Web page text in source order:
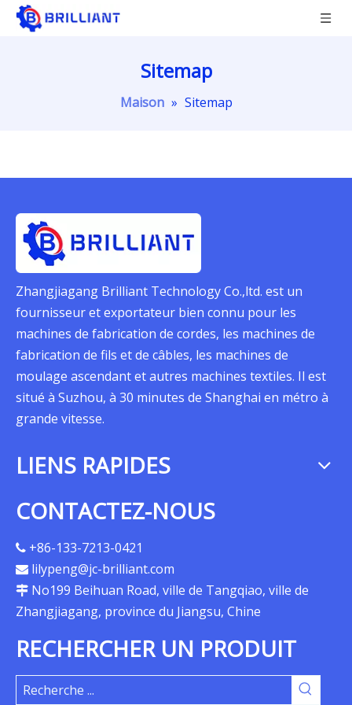
Sitemap
Maison » Sitemap
Zhangjiagang Brilliant Technology Co.,ltd. est un
fournisseur et exportateur bien connu pour les
machines de fabrication de cordes, les machines de
fabrication de fils et de câbles, les machines de
moulage ascendant et autres machines textiles. Il est
situé à Suzhou, à 30 minutes de Shanghai en métro à
grande vitesse.
LIENS RAPIDES
CONTACTEZ-NOUS
 +86-133-7213-0421
 lilypeng@jc-brilliant.com
 No199 Beihuan Road, ville de Tangqiao, ville de
Zhangjiagang, province du Jiangsu, Chine
RECHERCHER UN PRODUIT